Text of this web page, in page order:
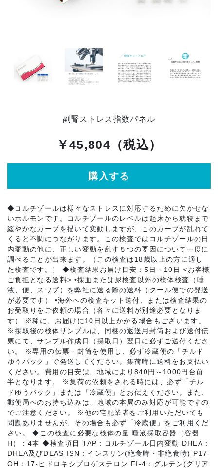
スケジュール
特定商取引法について
マインドフル・ライフコーチ
オンラインストアへ
副腎ストレス指数パネル
￥45,804（税込）
購入する
◆コルチゾールは様々なストレスに対応するために欠かせな
いホルモンです。コルチゾールのレベルは起床から就寝まで
緩やかなカーブを描いて変動しますが、このカーブが乱れて
くると不調につながります。この検査ではコルチゾールの日
内変動の他に、正しい変動を乱す５つの要因について一度に
調べることが出来ます。（この検査は18歳以上の方に適し
た検査です。） ◆検査結果お届け目安：5日～10日 <お客様
ご負担となる送料> •採血または尿検査以外の検体検査（唾
液、便、スワブ）を弊社に送る際の送料（クール便での発送
が必要です） •海外への検査キット送付、または検査結果の
お受取りをご依頼の場合（各々に送料が別途必要となりま
す） ※稀に、お届けに10日以上かかる場合もございます。
※採取後の検体サンプルは、同梱の返送用封筒および送付伝
票にて、サンプル作成日（採取日）翌日に必ずご送付くださ
い。 ※専用の伝票・封筒を使用し、必ず冷蔵便の「チルド
ゆうパック」で発送してください。集荷時に送料をお支払い
ください。費用の目安は、地域により840円～1000円台前
半となります。 ※集荷の依頼をされる時には、必ず「チル
ドゆうパック」または「冷蔵便」とお伝えください。また、
郵便局へのお持ち込みは、地域の本局のみ対応が可能ですの
でご注意ください。 ※他の宅配業者をご利用いただいても
問題ありませんが、その場合も必ず「冷蔵便」をご利用くだ
さい。 ◆この検査に必要な検体の量 唾液採取容器（容器
H）：4本 ◆検査項目 TAP：コルチゾール日内変動 DHEA：
DHEA及びDEAS ISN：インスリン(絶食時・非絶食時) P17‐
OH：17‐ヒドロキシプロゲステロン FI-4：グルテン(グリア